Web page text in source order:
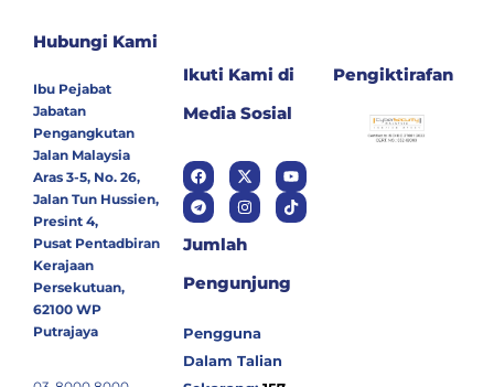
Hubungi Kami
Ibu Pejabat
Jabatan
Pengangkutan
Jalan Malaysia
Aras 3-5, No. 26,
Jalan Tun Hussien,
Presint 4,
Pusat Pentadbiran
Kerajaan
Persekutuan,
62100 WP
Putrajaya
Ikuti Kami di
Media Sosial
Jumlah
Pengunjung
Pengguna
Dalam Talian
Pengiktirafan